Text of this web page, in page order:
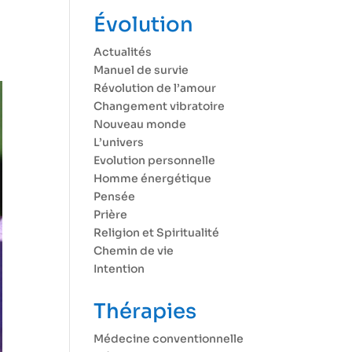
Évolution
Actualités
Manuel de survie
Révolution de l’amour
Changement vibratoire
Nouveau monde
L’univers
Evolution personnelle
Homme énergétique
Pensée
Prière
Religion et Spiritualité
Chemin de vie
Intention
Thérapies
Médecine conventionnelle